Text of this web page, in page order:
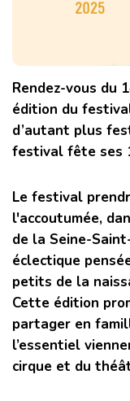
Rendez-vous du
édition du
d’autant plus
festival fête ses
Le festival
l'accoutumée,
de la Seine-
éclectique
petits de la
Cette édition
partager en
l’essentiel
cirque et du